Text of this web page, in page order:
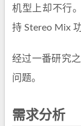
机型上却不行
持 Stereo Mix
经过一番研究
问题。
需求分析